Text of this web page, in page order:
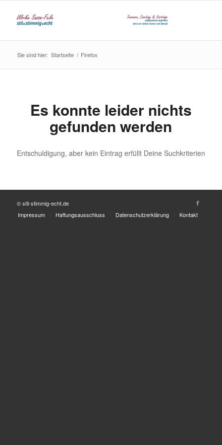
Sie sind hier: Startseite / Firefox
Es konnte leider nichts
gefunden werden
Entschuldigung, aber kein Eintrag erfüllt Deine Suchkriterien
© stil-stimmig-echt.de
Impressum
Haftungsausschluss Datenschutzerklärung Kontakt